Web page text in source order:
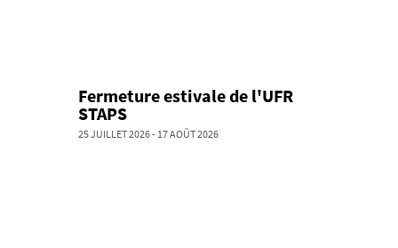
Fermeture estivale de l'UFR
STAPS
25 JUILLET 2026- 17 AOÛT 2026